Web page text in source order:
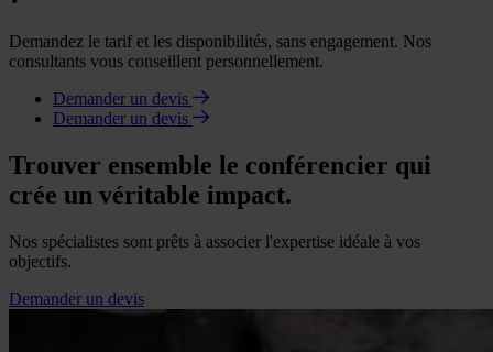
Demandez le tarif et les disponibilités, sans engagement. Nos
consultants vous conseillent personnellement.
Demander un devis
Demander un devis
Trouver ensemble le conférencier qui
crée un véritable impact.
Nos spécialistes sont prêts à associer l'expertise idéale à vos
objectifs.
Demander un devis